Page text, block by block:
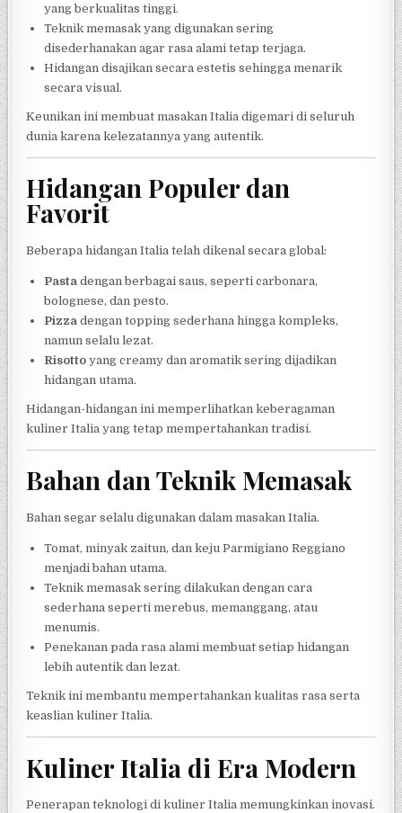
yang berkualitas tinggi.
Teknik memasak yang digunakan sering
disederhanakan agar rasa alami tetap terjaga.
Hidangan disajikan secara estetis sehingga menarik
secara visual.
Keunikan ini membuat masakan Italia digemari di seluruh
dunia karena kelezatannya yang autentik.
Hidangan Populer dan
Favorit
Beberapa hidangan Italia telah dikenal secara global:
Pasta dengan berbagai saus, seperti carbonara,
bolognese, dan pesto.
Pizza dengan topping sederhana hingga kompleks,
namun selalu lezat.
Risotto yang creamy dan aromatik sering dijadikan
hidangan utama.
Hidangan-hidangan ini memperlihatkan keberagaman
kuliner Italia yang tetap mempertahankan tradisi.
Bahan dan Teknik Memasak
Bahan segar selalu digunakan dalam masakan Italia.
Tomat, minyak zaitun, dan keju Parmigiano Reggiano
menjadi bahan utama.
Teknik memasak sering dilakukan dengan cara
sederhana seperti merebus, memanggang, atau
menumis.
Penekanan pada rasa alami membuat setiap hidangan
lebih autentik dan lezat.
Teknik ini membantu mempertahankan kualitas rasa serta
keaslian kuliner Italia.
Kuliner Italia di Era Modern
Penerapan teknologi di kuliner Italia memungkinkan inovasi.